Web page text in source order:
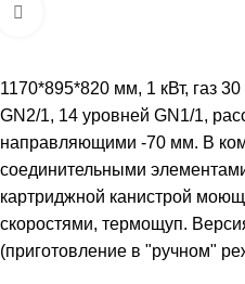
1170*895*820 мм, 1 кВт, газ
GN2/1, 14 уровней GN1/1,
направляющими -70 мм. В
соединительными
картриджной канистрой
скоростями, термощуп.
(приготовление в "ручном"